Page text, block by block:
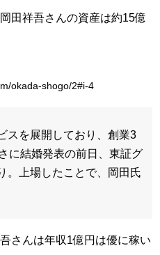
田祥吾さんの資産は約15億
okada-shogo/2#i-4
スを展開しており、創業3
に結婚発表の前日、東証グ
。上場したことで、岡田氏
さんは年収1億円は優に稼い